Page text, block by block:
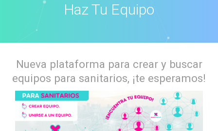
Haz Tu Equipo
Nueva plataforma para crear y buscar
equipos para sanitarios, ¡te esperamos!